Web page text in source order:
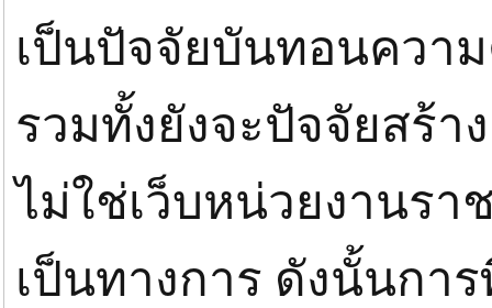
เป็นปัจจัยบันทอนความ
รวมทั้งยังจะปัจจัยสร้า
ไม่ใช่เว็บหน่วยงานรา
เป็นทางการ ดังนั้นกา